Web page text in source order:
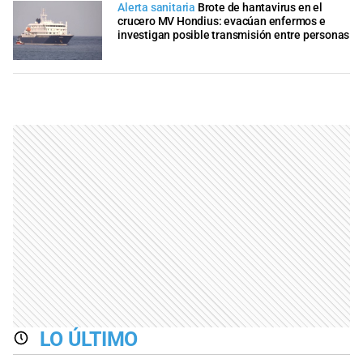
Alerta sanitaria Brote de hantavirus en el
crucero MV Hondius: evacúan enfermos e
investigan posible transmisión entre personas
LO ÚLTIMO